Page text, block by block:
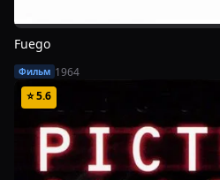
Fuego
Фильм 1964
⭐5.6